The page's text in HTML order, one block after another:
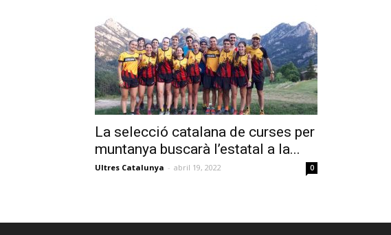
La selecció catalana de curses per
muntanya buscarà l’estatal a la...
Ultres Catalunya - abril 19, 2022 0